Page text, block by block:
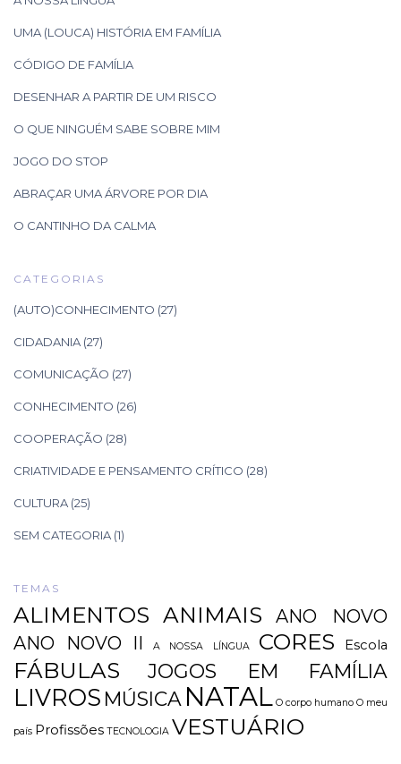
UMA (LOUCA) HISTÓRIA EM FAMÍLIA
CÓDIGO DE FAMÍLIA
DESENHAR A PARTIR DE UM RISCO
O QUE NINGUÉM SABE SOBRE MIM
JOGO DO STOP
ABRAÇAR UMA ÁRVORE POR DIA
O CANTINHO DA CALMA
CATEGORIAS
(AUTO)CONHECIMENTO (27)
CIDADANIA (27)
COMUNICAÇÃO (27)
CONHECIMENTO (26)
COOPERAÇÃO (28)
CRIATIVIDADE E PENSAMENTO CRÍTICO (28)
CULTURA (25)
SEM CATEGORIA (1)
TEMAS
ALIMENTOS ANIMAIS
ANO NOVO
ANO NOVO II
A NOSSA LÍNGUA CORES Escola
FÁBULAS JOGOS EM FAMÍLIA
LIVROS MÚSICA NATAL O corpo humano O meu
país Profissões TECNOLOGIA VESTUÁRIO